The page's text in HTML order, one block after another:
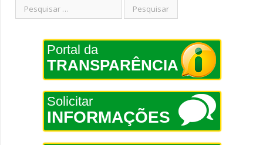
Portal da
TRANSPARÊNCIA
Solicitar
INFORMAÇÕES